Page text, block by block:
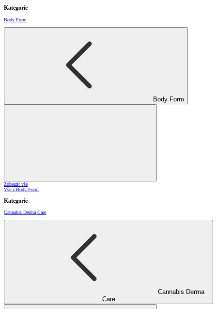
Kategorie
Body Form
Body Form
Zobrazit vše
Vše z Body Form
Kategorie
Cannabis Derma Care
Cannabis Derma
Care